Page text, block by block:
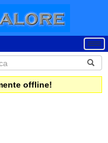
offline!